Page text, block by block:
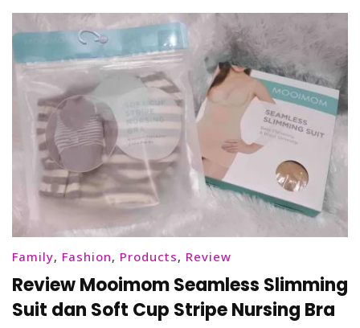
Family, Fashion, Products, Review
Review Mooimom Seamless Slimming
Suit dan Soft Cup Stripe Nursing Bra